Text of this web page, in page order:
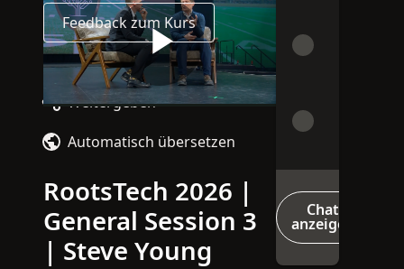
Play
Video
Die Sprache dieses Beitrags ist Englisch
Dieser Beitrag ist online
Dieser Beitrag ist eine
2026
Feedback zum Kurs
Wiedergabelisten
Weitergeben
Automatisch übersetzen
RootsTech 2026 |
General Session 3
| Steve Young
Chat
anzeigen